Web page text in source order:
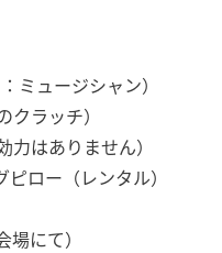
ミュージシャン）
ラッチ）
はありません）
ロー（レンタル）
にて）